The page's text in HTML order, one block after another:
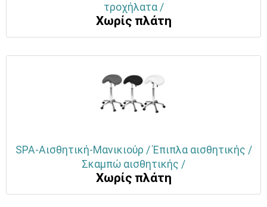
τροχήλατα /
Χωρίς πλάτη
SPA-Αισθητική-Μανικιούρ / Έπιπλα αισθητικής /
Σκαμπώ αισθητικής /
Χωρίς πλάτη